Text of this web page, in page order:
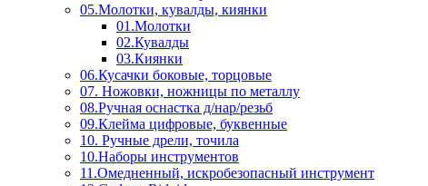
05.Молотки, кувалды, киянки
01.Молотки
02.Кувалды
03.Киянки
06.Кусачки боковые, торцовые
07. Ножовки, ножницы по металлу
08.Ручная оснастка д/нар/резьб
09.Клейма цифровые, буквенные
10. Ручные дрели, точила
10.Наборы инструментов
11.Омедненный, искробезопасный инструмент